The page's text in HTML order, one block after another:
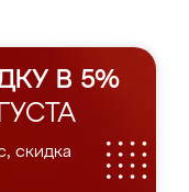
В 5%
скидка